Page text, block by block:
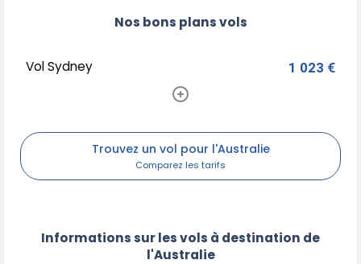
Nos bons plans vols
Vol Sydney 1 023 €
Trouvez un vol pour l'Australie
Informations sur les vols à destination de
l'Australie